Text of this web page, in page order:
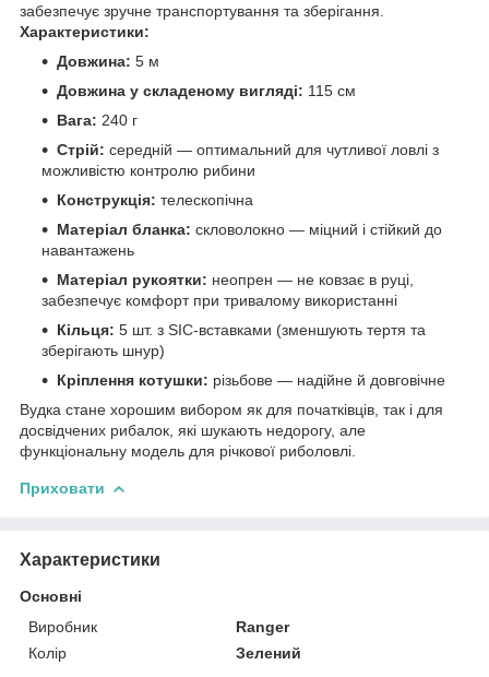
забезпечує зручне транспортування та зберігання.
Характеристики:
Довжина: 5 м
Довжина у складеному вигляді: 115 см
Вага: 240 г
Стрій: середній — оптимальний для чутливої ловлі з
можливістю контролю рибини
Конструкція: телескопічна
Матеріал бланка: скловолокно — міцний і стійкий до
навантажень
Матеріал рукоятки: неопрен — не ковзає в руці,
забезпечує комфорт при тривалому використанні
Кільця: 5 шт. з SIC-вставками (зменшують тертя та
зберігають шнур)
Кріплення котушки: різьбове — надійне й довговічне
Вудка стане хорошим вибором як для початківців, так і для
досвідчених рибалок, які шукають недорогу, але
функціональну модель для річкової риболовлі.
Приховати
Характеристики
Основні
Виробник
Ranger
Колір
Зелений